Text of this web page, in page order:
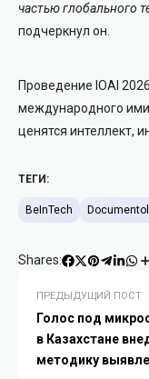
частью глобального
подчеркнул он.
Проведение IOAI
международного
ценятся интеллект,
ТЕГИ:
BeInTech
Shares:
ПРЕДЫДУЩИЙ ПОСТ
Голос под
в Казахстане
методику